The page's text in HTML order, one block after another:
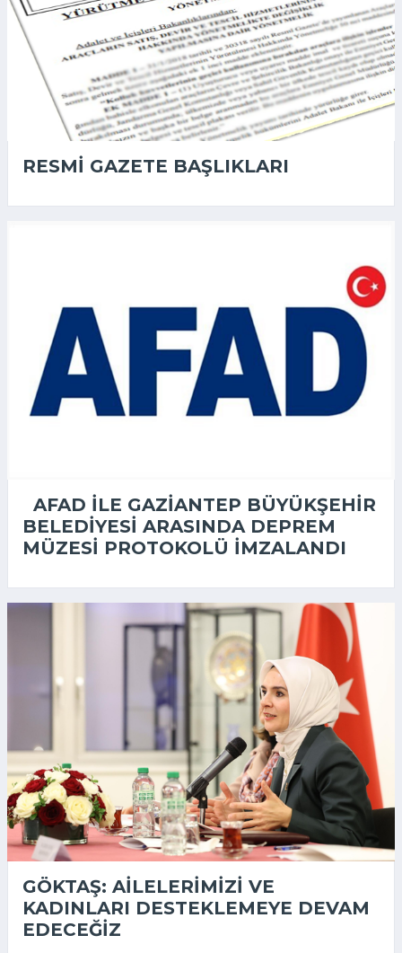
RESMI GAZETE BAŞLIKLARI
AFAD ILE GAZIANTEP BÜYÜKŞEHIR
BELEDIYESI ARASINDA DEPREM
MÜZESI PROTOKOLÜ IMZALANDI
GÖKTAŞ: AILELERIMIZI VE
KADINLARI DESTEKLEMEYE DEVAM
EDECEĞIZ